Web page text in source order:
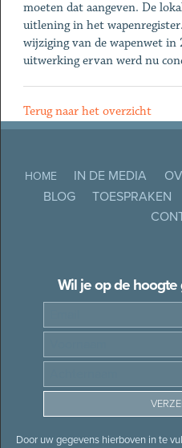
moeten dat aangeven. De
uitlening in het
wijziging van de wapenwet in
uitwerking ervan werd nu
Terug naar het overzicht
HOME IN DE MEDIA
BLOG
TOESPRAKEN
Wil je op de
Door uw gegevens hierboven in te